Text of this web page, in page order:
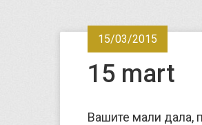
15/03/2015
15 mart
Вашите мали дала,